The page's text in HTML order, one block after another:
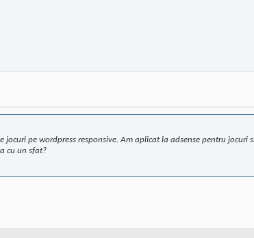
jocuri pe wordpress responsive. Am aplicat la adsense pentru
cu un sfat?